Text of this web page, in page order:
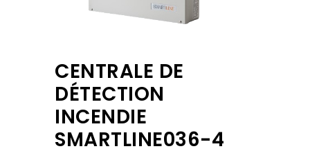
CENTRALE DE
DÉTECTION
INCENDIE
SMARTLINE036-4